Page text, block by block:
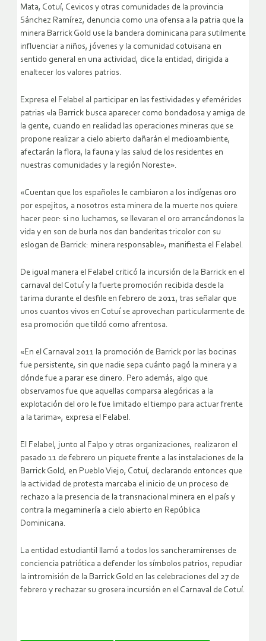
Mata, Cotuí, Cevicos y otras comunidades de la provincia
Sánchez Ramírez, denuncia como una ofensa a la patria que la
minera Barrick Gold use la bandera dominicana para sutilmente
influenciar a niños, jóvenes y la comunidad cotuisana en
sentido general en una actividad, dice la entidad, dirigida a
enaltecer los valores patrios.
Expresa el Felabel al participar en las festividades y efemérides
patrias «la Barrick busca aparecer como bondadosa y amiga de
la gente, cuando en realidad las operaciones mineras que se
propone realizar a cielo abierto dañarán el medioambiente,
afectarán la flora, la fauna y las salud de los residentes en
nuestras comunidades y la región Noreste».
«Cuentan que los españoles le cambiaron a los indígenas oro
por espejitos, a nosotros esta minera de la muerte nos quiere
hacer peor: si no luchamos, se llevaran el oro arrancándonos la
vida y en son de burla nos dan banderitas tricolor con su
eslogan de Barrick: minera responsable», manifiesta el Felabel.
De igual manera el Felabel criticó la incursión de la Barrick en el
carnaval del Cotuí y la fuerte promoción recibida desde la
tarima durante el desfile en febrero de 2011, tras señalar que
unos cuantos vivos en Cotuí se aprovechan particularmente de
esa promoción que tildó como afrentosa.
«En el Carnaval 2011 la promoción de Barrick por las bocinas
fue persistente, sin que nadie sepa cuánto pagó la minera y a
dónde fue a parar ese dinero. Pero además, algo que
observamos fue que aquellas comparsa alegóricas a la
explotación del oro le fue limitado el tiempo para actuar frente
a la tarima», expresa el Felabel.
El Felabel, junto al Falpo y otras organizaciones, realizaron el
pasado 11 de febrero un piquete frente a las instalaciones de la
Barrick Gold, en Pueblo Viejo, Cotuí, declarando entonces que
la actividad de protesta marcaba el inicio de un proceso de
rechazo a la presencia de la transnacional minera en el país y
contra la megaminería a cielo abierto en República
Dominicana.
La entidad estudiantil llamó a todos los sancheramirenses de
conciencia patriótica a defender los símbolos patrios, repudiar
la intromisión de la Barrick Gold en las celebraciones del 27 de
febrero y rechazar su grosera incursión en el Carnaval de Cotuí.